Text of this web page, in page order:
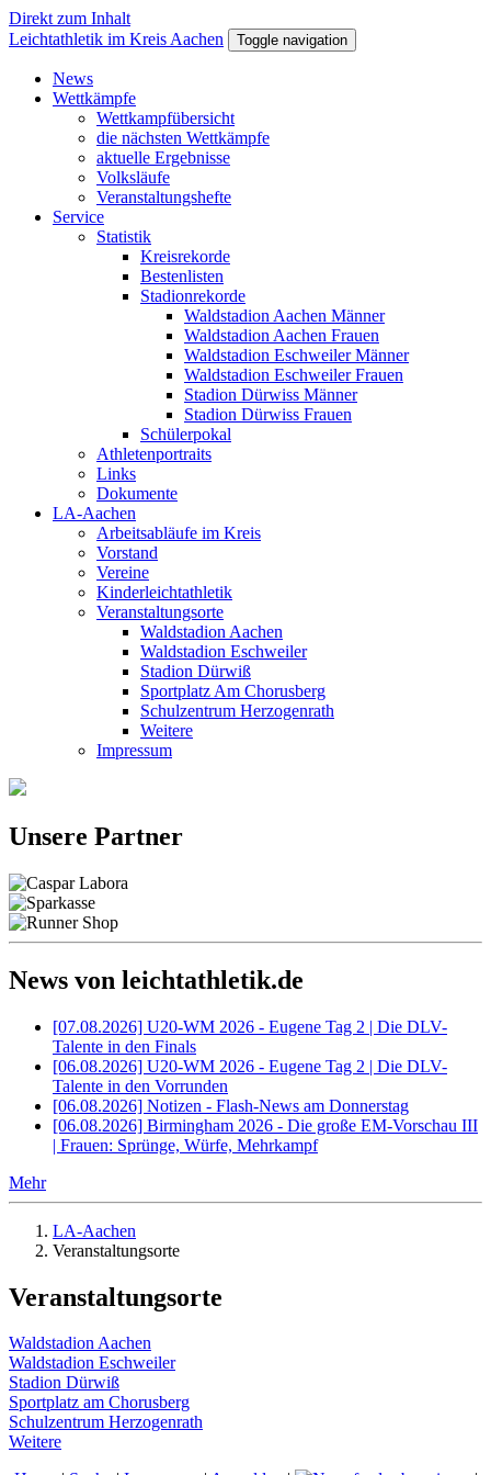
Direkt zum Inhalt
Leichtathletik im Kreis Aachen
Toggle navigation
News
Wettkämpfe
Wettkampfübersicht
die nächsten Wettkämpfe
aktuelle Ergebnisse
Volksläufe
Veranstaltungshefte
Service
Statistik
Kreisrekorde
Bestenlisten
Stadionrekorde
Waldstadion Aachen Männer
Waldstadion Aachen Frauen
Waldstadion Eschweiler Männer
Waldstadion Eschweiler Frauen
Stadion Dürwiss Männer
Stadion Dürwiss Frauen
Schülerpokal
Athletenportraits
Links
Dokumente
LA-Aachen
Arbeitsabläufe im Kreis
Vorstand
Vereine
Kinderleichtathletik
Veranstaltungsorte
Waldstadion Aachen
Waldstadion Eschweiler
Stadion Dürwiß
Sportplatz Am Chorusberg
Schulzentrum Herzogenrath
Weitere
Impressum
Unsere Partner
News von leichtathletik.de
[07.08.2026] U20-WM 2026 - Eugene Tag 2 | Die DLV-
Talente in den Finals
[06.08.2026] U20-WM 2026 - Eugene Tag 2 | Die DLV-
Talente in den Vorrunden
[06.08.2026] Notizen - Flash-News am Donnerstag
[06.08.2026] Birmingham 2026 - Die große EM-Vorschau III
| Frauen: Sprünge, Würfe, Mehrkampf
Mehr
LA-Aachen
Veranstaltungsorte
Veranstaltungsorte
Waldstadion Aachen
Waldstadion Eschweiler
Stadion Dürwiß
Sportplatz am Chorusberg
Schulzentrum Herzogenrath
Weitere